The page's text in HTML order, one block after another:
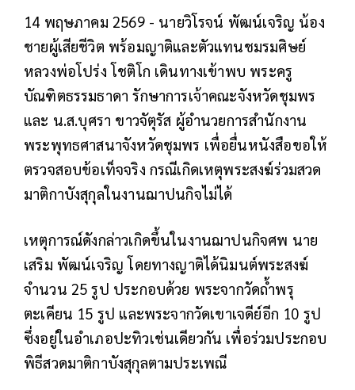
14 พฤษภาคม 2569 - นายวิโรจน์ พัฒน์เจริญ น้อง
ชายผู้เสียชีวิต พร้อมญาติและตัวแทนชมรมศิษย์
หลวงพ่อโปร่ง โชติโก เดินทางเข้าพบ พระครู
บัณฑิตธรรมธาดา รักษาการเจ้าคณะจังหวัดชุมพร
และ น.ส.บุศรา ขาวจัตุรัส ผู้อำนวยการสำนักงาน
พระพุทธศาสนาจังหวัดชุมพร เพื่อยื่นหนังสือขอให้
ตรวจสอบข้อเท็จจริง กรณีเกิดเหตุพระสงฆ์ร่วมสวด
มาติกาบังสุกุลในงานฌาปนกิจไม่ได้
เหตุการณ์ดังกล่าวเกิดขึ้นในงานฌาปนกิจศพ นาย
เสริม พัฒน์เจริญ โดยทางญาติได้นิมนต์พระสงฆ์
จำนวน 25 รูป ประกอบด้วย พระจากวัดถ้ำพรุ
ตะเคียน 15 รูป และพระจากวัดเขาเจดีย์อีก 10 รูป
ซึ่งอยู่ในอำเภอปะทิวเช่นเดียวกัน เพื่อร่วมประกอบ
พิธีสวดมาติกาบังสุกุลตามประเพณี